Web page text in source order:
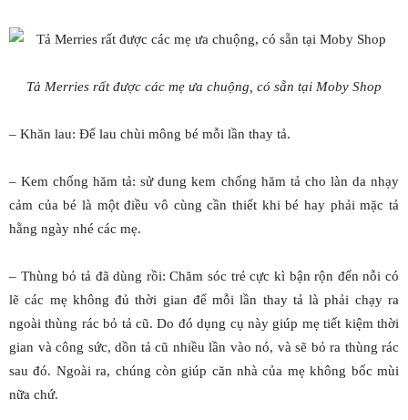
Tả Merries rất được các mẹ ưa chuộng, có sẵn tại Moby Shop
– Khăn lau: Để lau chùi mông bé mỗi lần thay tả.
– Kem chống hăm tả: sử dung kem chống hăm tả cho làn da nhạy
cảm của bé là một điều vô cùng cần thiết khi bé hay phải mặc tả
hằng ngày nhé các mẹ.
– Thùng bỏ tả đã dùng rồi: Chăm sóc trẻ cực kì bận rộn đến nỗi có
lẽ các mẹ không đủ thời gian để mỗi lần thay tả là phải chạy ra
ngoài thùng rác bỏ tả cũ. Do đó dụng cụ này giúp mẹ tiết kiệm thời
gian và công sức, dồn tả cũ nhiều lần vào nó, và sẽ bỏ ra thùng rác
sau đó. Ngoài ra, chúng còn giúp căn nhà của mẹ không bốc mùi
nữa chứ.